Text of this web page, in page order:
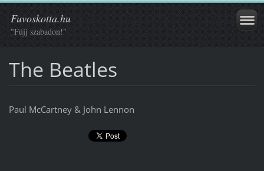
Fuvoskotta.hu
"Fújj szabadon!"
The Beatles
Paul McCartney & John Lennon